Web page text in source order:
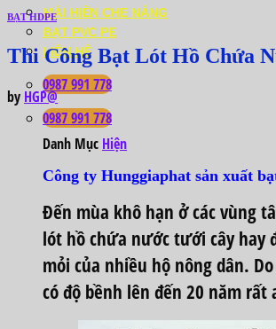
MÁI HIÊN CHE NẮNG
BẠT PVC PE
LIÊN HỆ
0987 991 778
0987 991 778
BẠT HDPE
Thi Công Bạt Lót Hồ Chứa
by HGP@
Danh Mục Hiện
Công ty Hunggiaphat sản xuất
Đến mùa khô hạn ở các vùng
lót hồ chứa nướctưới cây hay
mỏi của nhiều hộ nông dân.
có độ bềnh lên đến 20 năm rất